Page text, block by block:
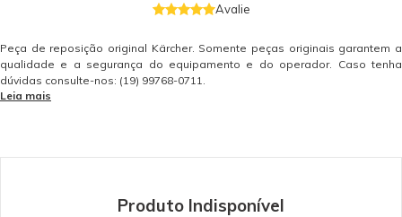
Avalie
Peça de reposição original Kärcher. Somente peças originais garantem a
qualidade e a segurança do equipamento e do operador. Caso tenha
dúvidas consulte-nos: (19) 99768-0711.
Leia mais
Produto Indisponível